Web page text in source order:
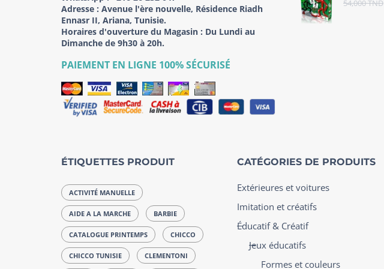
Adresse : Avenue l'ère nouvelle, Résidence Riadh
Ennasr II, Ariana, Tunisie.
Horaires d'ouverture du Magasin : Du Lundi au
Dimanche de 9h30 à 20h.
PAIEMENT EN LIGNE 100% SÉCURISÉ
54,000TND
ÉTIQUETTES PRODUIT
ACTIVITÉ MANUELLE
AIDE A LA MARCHE BARBIE
CATALOGUE PRINTEMPS CHICCO
CHICCO TUNISIE CLEMENTONI
CATÉGORIES DE PRODUITS
Extérieures et voitures
Imitation et créatifs
Éducatif & Créatif
Jeux éducatifs
Formes et couleurs